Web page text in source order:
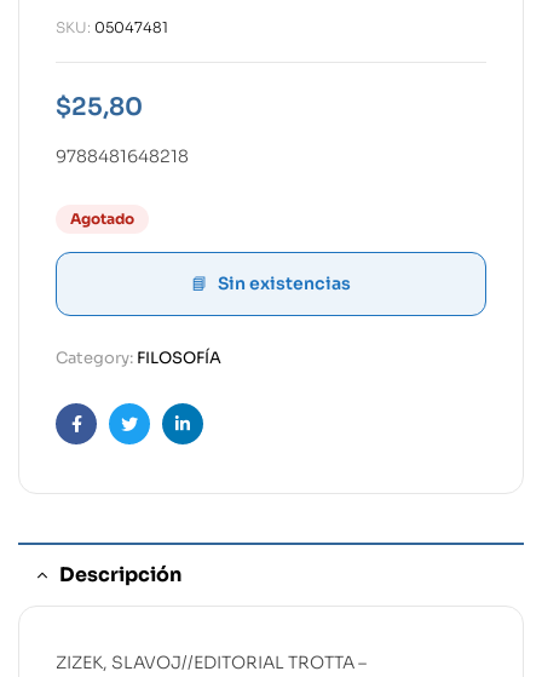
SKU: 05047481
$25,80
9788481648218
Agotado
Sin existencias
Category: FILOSOFÍA
FacebookTwitterLinkedin
Descripción
ZIZEK, SLAVOJ//EDITORIAL TROTTA –